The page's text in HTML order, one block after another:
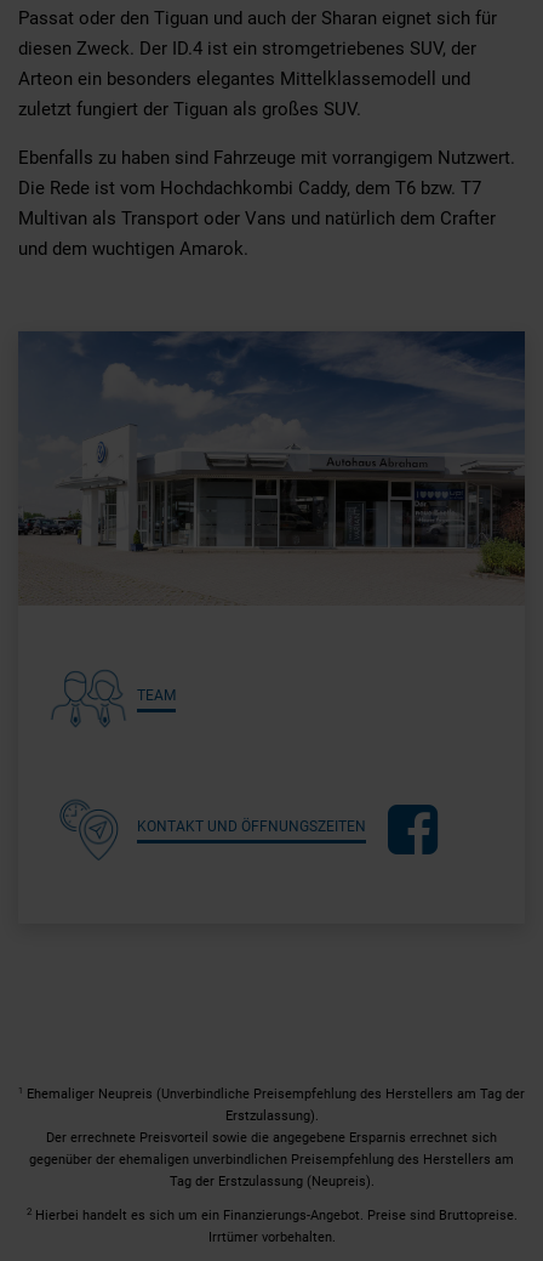
Passat oder den Tiguan und auch der Sharan eignet sich für
diesen Zweck. Der ID.4 ist ein stromgetriebenes SUV, der
Arteon ein besonders elegantes Mittelklassemodell und
zuletzt fungiert der Tiguan als großes SUV.
Ebenfalls zu haben sind Fahrzeuge mit vorrangigem Nutzwert.
Die Rede ist vom Hochdachkombi Caddy, dem T6 bzw. T7
Multivan als Transport oder Vans und natürlich dem Crafter
und dem wuchtigen Amarok.
TEAM
KONTAKT UND ÖFFNUNGSZEITEN
1
Ehemaliger Neupreis (Unverbindliche Preisempfehlung des Herstellers am Tag der
Erstzulassung).
Der errechnete Preisvorteil sowie die angegebene Ersparnis errechnet sich
gegenüber der ehemaligen unverbindlichen Preisempfehlung des Herstellers am
Tag der Erstzulassung (Neupreis).
2 Hierbei handelt es sich um ein Finanzierungs-Angebot. Preise sind Bruttopreise.
Irrtümer vorbehalten.